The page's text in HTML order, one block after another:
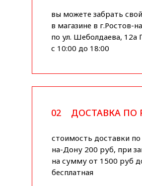
вы можете забрать свой
в магазине в г.Ростов-
по ул. Шеболдаева, 12а
с 10:00 до 18:00
ДОСТАВКА ПО
02
стоимость доставки по
на-Дону 200 руб, при
на сумму от 1500 руб
бесплатная